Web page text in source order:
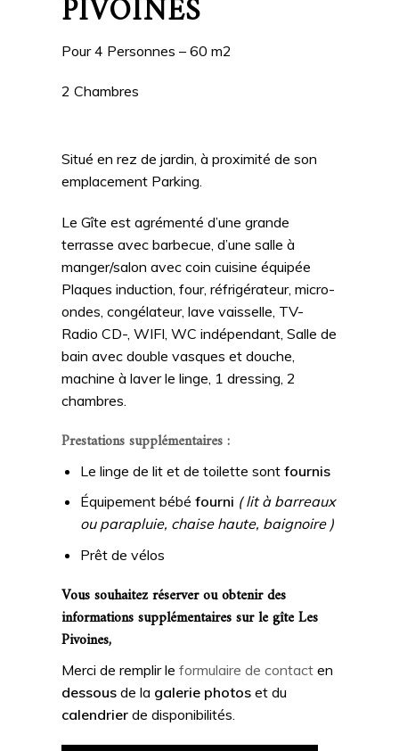
PIVOINES
Pour 4 Personnes – 60 m2
2 Chambres
Situé en rez de jardin, à proximité de son
emplacement Parking.
Le Gîte est agrémenté d’une grande
terrasse avec barbecue, d’une salle à
manger/salon avec coin cuisine équipée
Plaques induction, four, réfrigérateur, micro-
ondes, congélateur, lave vaisselle, TV-
Radio CD-, WIFI, WC indépendant, Salle de
bain avec double vasques et douche,
machine à laver le linge, 1 dressing, 2
chambres.
Prestations supplémentaires :
Le linge de lit et de toilette sont fournis
Équipement bébé fourni ( lit à barreaux
ou parapluie, chaise haute, baignoire )
Prêt de vélos
Vous souhaitez réserver ou obtenir des
informations supplémentaires sur le gîte Les
Pivoines,
Merci de remplir le formulaire de contact en
dessous de la galerie photos et du
calendrier de disponibilités.